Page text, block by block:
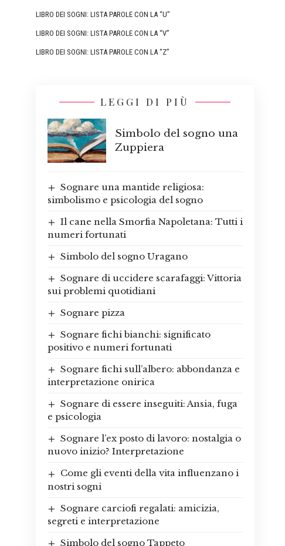
LIBRO DEI SOGNI: LISTA PAROLE CON LA “U”
LIBRO DEI SOGNI: LISTA PAROLE CON LA “V”
LIBRO DEI SOGNI: LISTA PAROLE CON LA “Z”
LEGGI DI PIÙ
Simbolo del sogno una
Zuppiera
Sognare una mantide religiosa:
simbolismo e psicologia del sogno
Il cane nella Smorfia Napoletana: Tutti i
numeri fortunati
Simbolo del sogno Uragano
Sognare di uccidere scarafaggi: Vittoria
sui problemi quotidiani
Sognare pizza
Sognare fichi bianchi: significato
positivo e numeri fortunati
Sognare fichi sull’albero: abbondanza e
interpretazione onirica
Sognare di essere inseguiti: Ansia, fuga
e psicologia
Sognare l’ex posto di lavoro: nostalgia o
nuovo inizio? Interpretazione
Come gli eventi della vita influenzano i
nostri sogni
Sognare carciofi regalati: amicizia,
segreti e interpretazione
Simbolo del sogno Tappeto